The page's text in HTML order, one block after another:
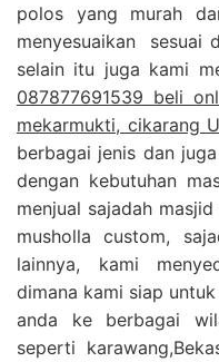
polos yang murah
menyesuaikan sesuai
selain itu juga kami
087877691539 beli
mekarmukti, cikarang
berbagai jenis dan
dengan kebutuhan
menjual sajadah
musholla custom,
lainnya, kami
dimana kami siap
anda ke berbagai
seperti